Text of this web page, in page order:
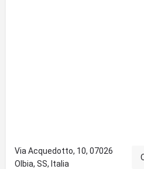
Via Acquedotto, 10, 07026
Olbia, SS, Italia